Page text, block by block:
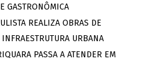
GASTRONÔMICA
REALIZA OBRAS DE
URBANA
PASSA A ATENDER EM